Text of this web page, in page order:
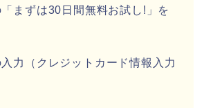
まずは30日間無料お試し!」を
力（クレジットカード情報入力